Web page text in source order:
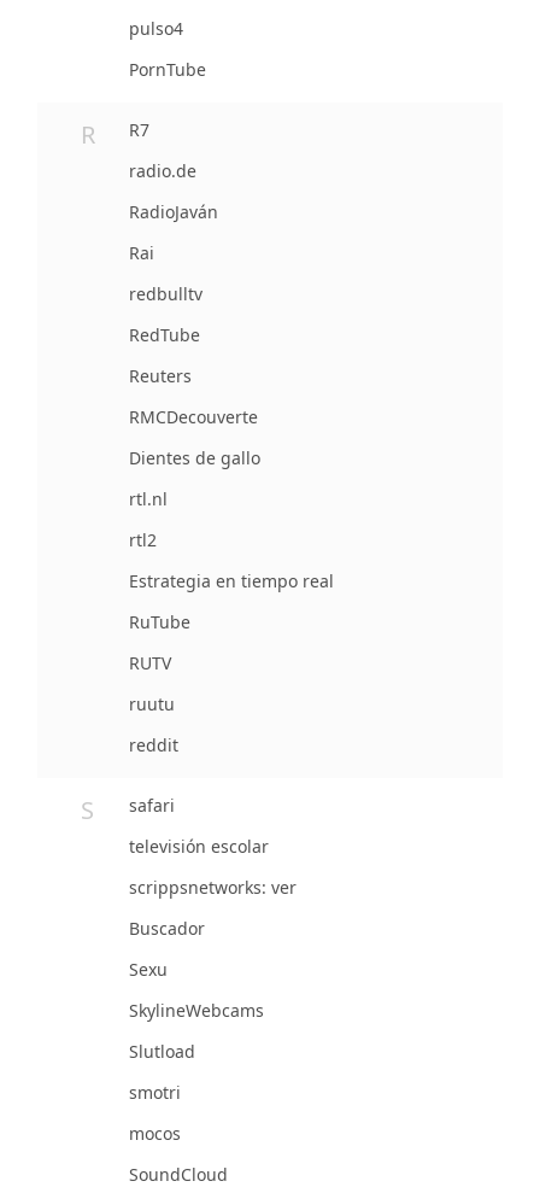
pulso4
PornTube
R
R7
radio.de
RadioJaván
Rai
redbulltv
RedTube
Reuters
RMCDecouverte
Dientes de gallo
rtl.nl
rtl2
Estrategia en tiempo real
RuTube
RUTV
ruutu
reddit
S
safari
televisión escolar
scrippsnetworks: ver
Buscador
Sexu
SkylineWebcams
Slutload
smotri
mocos
SoundCloud